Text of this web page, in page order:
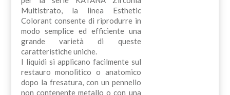
Multistrato, la linea Esthetic
Colorant consente di riprodurre in
modo semplice ed efficiente una
grande varietà di queste
caratteristiche uniche.
I liquidi si applicano facilmente sul
restauro monolitico o anatomico
dopo la fresatura, con un pennello
non contenente metallo o con una